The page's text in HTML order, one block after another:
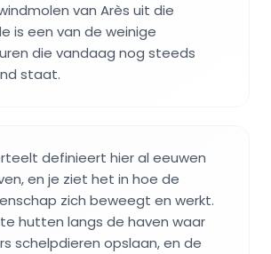
van Arès uit die
is een van de weinige
die vandaag nog steeds
staat.
definieert hier al eeuwen
en je ziet het in hoe de
zich beweegt en werkt.
hutten langs de haven waar
schelpdieren opslaan, en de